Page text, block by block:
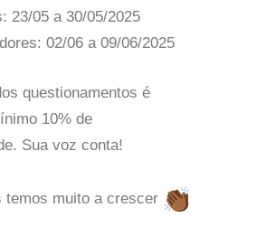
23/05 a 30/05/2025
02/06 a 09/06/2025
questionamentos é
10% de
Sua voz conta!
temos muito a crescer